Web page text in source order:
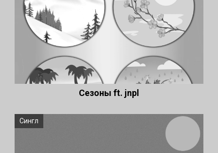
Сезоны ft. jnpl
Сингл